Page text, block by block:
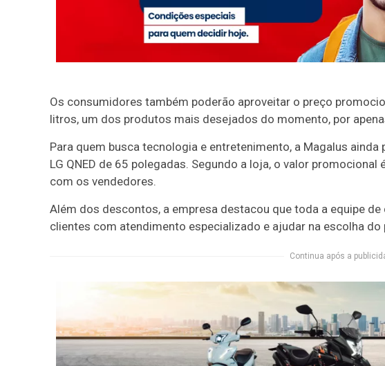
Os consumidores também poderão aproveitar o preço
litros, um dos produtos mais desejados do momento, por
Para quem busca tecnologia e entretenimento, a Magalus
LG QNED de 65 polegadas. Segundo a loja, o valor
com os vendedores.
Além dos descontos, a empresa destacou que toda a equipe
clientes com atendimento especializado e ajudar na escolha do
Continua após a